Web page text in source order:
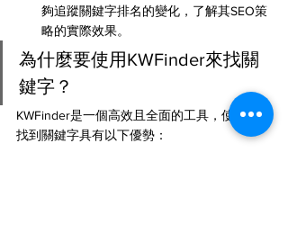
夠追蹤關鍵字排名的變化，了解其SEO策
略的實際效果。
為什麼要使用KWFinder來找關
鍵字？
KWFinder是一個高效且全面的工具，使用它來
找到關鍵字具有以下優勢：